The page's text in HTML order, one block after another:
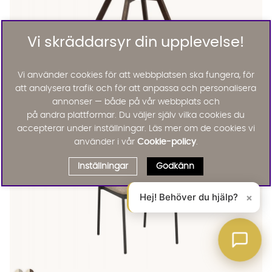
ALISON Snurrstol Grå/Brun Ek
2495 :-
Vi skräddarsyr din upplevelse!
Vi använder cookies för att webbplatsen ska fungera, för
att analysera trafik och för att anpassa och personalisera
annonser — både på vår webbplats och
på andra plattformar. Du väljer själv vilka cookies du
accepterar under inställningar. Läs mer om de cookies vi
använder i vår Cookie-policy.
Inställningar Godkänn
Hej! Behöver du hjälp? ×